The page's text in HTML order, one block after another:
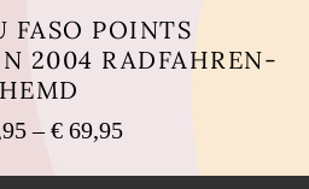
FASO POINTS
2004 RADFAHREN-
HEMD
–€ 69,95Preisspanne: